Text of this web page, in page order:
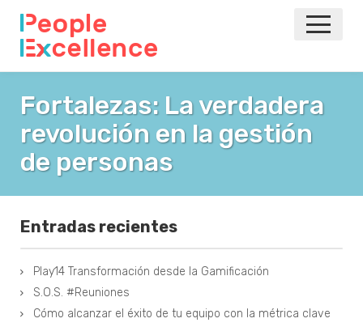
NOTICIAS
EVENTOS
Fortalezas: La verdadera
revolución en la gestión
de personas
Entradas recientes
Play14 Transformación desde la Gamificación
S.O.S. #Reuniones
Cómo alcanzar el éxito de tu equipo con la métrica clave